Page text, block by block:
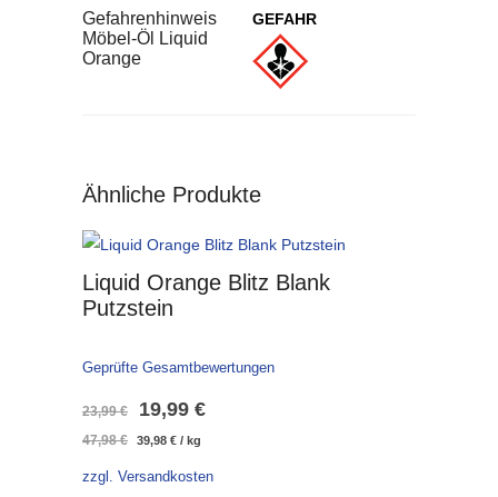
Gefahrenhinweis
Möbel-Öl Liquid
Orange
GEFAHR
Ähnliche Produkte
Liquid Orange Blitz Blank
Putzstein
Geprüfte Gesamtbewertungen
23,99€
Ursprünglicher
Preis
war:
19,99 €Aktueller
ist:
47,98€ 39,98 € / kg
zzgl. Versandkosten